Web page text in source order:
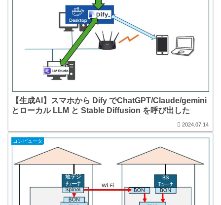
【生成AI】スマホから Dify でChatGPT/Claude/gemini
とローカル LLM と Stable Diffusion を呼び出した
2024.07.14
コンピュータ